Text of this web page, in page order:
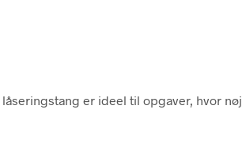
er ideel til opgaver, hvor